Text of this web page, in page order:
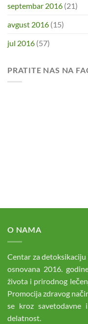
septembar 2016 (21)
avgust 2016 (15)
jul 2016 (57)
PRATITE NAS NA
O NAMA
Centar za
osnovana 2016.
života i prirodnog
Promocija zdravog
se kroz savetodavne
delatnost.